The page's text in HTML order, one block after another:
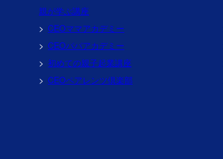
親が学ぶ講座
CEOママアカデミー
CEOパパアカデミー
初めての親子起業講座
CEOペアレンツ倶楽部